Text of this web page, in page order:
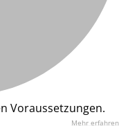
Voraussetzungen.
Mehr erfahren